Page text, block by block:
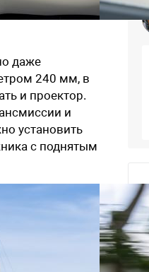
даже
240 мм, в
и проектор.
и
установить
с поднятым